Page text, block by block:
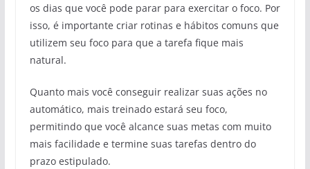
os dias que você pode parar para exercitar o foco. Por
isso, é importante criar rotinas e hábitos comuns que
utilizem seu foco para que a tarefa fique mais
natural.
Quanto mais você conseguir realizar suas ações no
automático, mais treinado estará seu foco,
permitindo que você alcance suas metas com muito
mais facilidade e termine suas tarefas dentro do
prazo estipulado.